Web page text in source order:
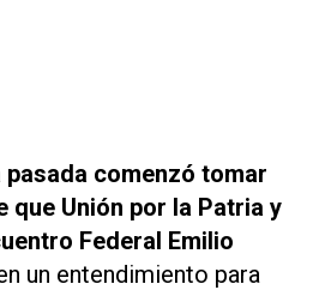
pasada comenzó tomar
que Unión por la Patria y
Federal Emilio
un entendimiento para